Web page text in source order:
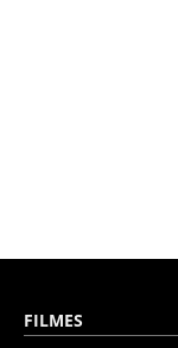
FILMES